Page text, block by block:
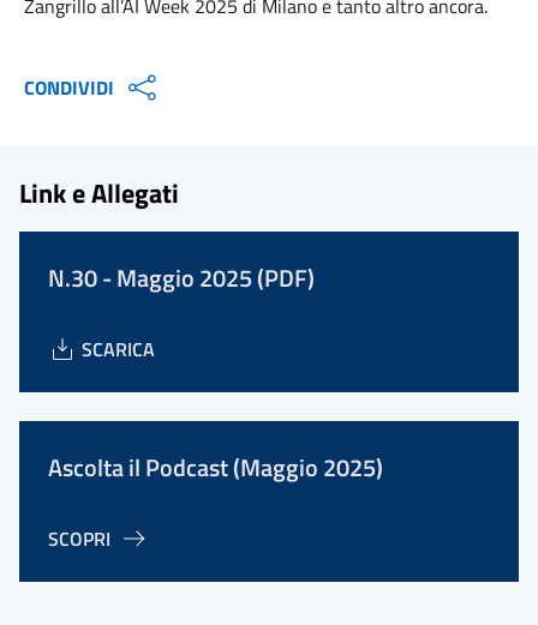
Zangrillo all’AI Week 2025 di Milano e tanto altro ancora.
CONDIVIDI
Link e Allegati
N.30 - Maggio 2025 (PDF)
SCARICA
Ascolta il Podcast (Maggio 2025)
SCOPRI